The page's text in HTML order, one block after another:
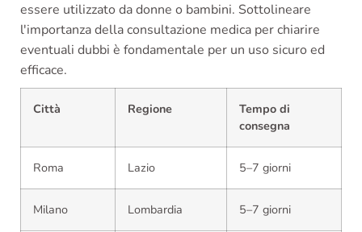
essere utilizzato da donne o bambini. Sottolineare
l'importanza della consultazione medica per chiarire
eventuali dubbi è fondamentale per un uso sicuro ed
efficace.
Città Regione
Tempo di
consegna
Roma Lazio 5–7 giorni
Milano Lombardia 5–7 giorni